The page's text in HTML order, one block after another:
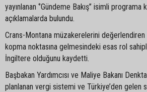
yayınlanan ‘’Gündeme Bakış’’ isimli
açıklamalarda bulundu.
Crans-Montana müzakerelerini
kopma noktasına gelmesindeki esas rol
İngiltere olduğunu kaydetti.
Başbakan Yardımcısı ve Maliye Bakanı
planlanan vergi sistemi ve Türkiye’den gelen